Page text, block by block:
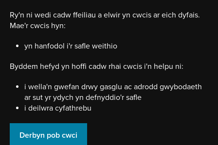
Ry'n ni wedi cadw ffeiliau a elwir yn cwcis ar eich dyfais.
Mae'r cwcis hyn:
yn hanfodol i'r safle weithio
Byddem hefyd yn hoffi cadw rhai cwcis i'n helpu ni:
i wella'n gwefan drwy gasglu ac adrodd gwybodaeth
ar sut yr ydych yn defnyddio'r safle
i deilwra cyfathrebu
Derbyn pob cwci